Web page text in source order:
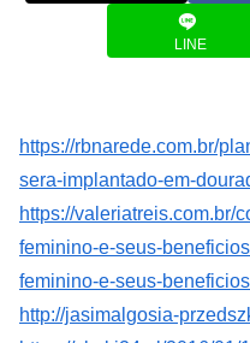
LINE
https://rbnarede.com.br/
sera-implantado-em-
https://valeriatreis.com.br/
feminino-e-seus-
feminino-e-seus-
http://jasimalgosia-